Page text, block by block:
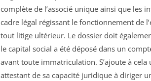
complète de l’associé unique ainsi que les
cadre légal régissant le fonctionnement de
tout litige ultérieur. Le dossier doit
le capital social a été déposé dans un
avant toute immatriculation. S’ajoute à
attestant de sa capacité juridique à diriger